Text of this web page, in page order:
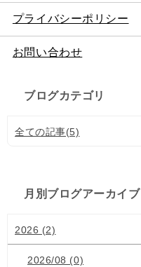
プライバシーポリシー
お問い合わせ
ブログカテゴリ
全ての記事(5)
月別ブログアーカイブ
2026 (2)
2026/08 (0)